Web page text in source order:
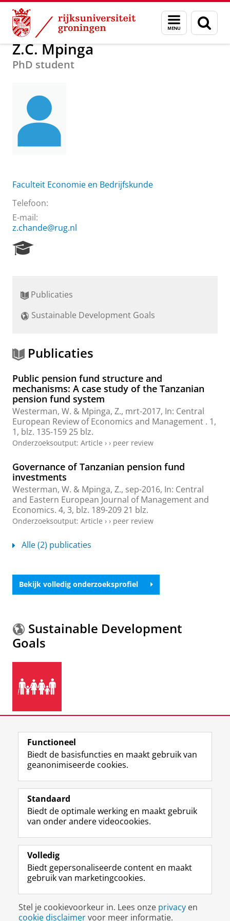
Skip
Content
Skip
Navigation
Menu
en
zoeken
Over ons Z.C. Mpinga
Z.C. Mpinga
PhD student
Faculteit Economie en Bedrijfskunde
Telefoon:
E-mail:
z.chande@rug.nl
r
h
r
t
l
Publicaties
Sustainable Development Goals
Publicaties
Public pension fund structure and
mechanisms: A case study of the Tanzanian
pension fund system
Westerman, W. & Mpinga, Z., mrt-2017, In: Central
European Review of Economics and Management . 1,
1, blz. 135-15925 blz.
Onderzoeksoutput: Article › › peer review
Governance of Tanzanian pension fund
investments
Westerman, W. & Mpinga, Z., sep-2016, In: Central
and Eastern European Journal of Management and
Economics. 4, 3, blz. 189-20921 blz.
Onderzoeksoutput: Article › › peer review
Alle (2) publicaties
Bekijk volledig onderzoeksprofiel
Sustainable Development
Goals
Meer informatie over deSustainable Development
Goals.
Volg de RUG
F
a
e
b
o
p
a
i
n
a
L
i
k
e
I
-
p
g
i
n
R
S
-
f
e
R
k
s
u
I
n
t
r
m
c
c
o
Y
o
T
e
k
a
a
Studiekiezers
Alumni
Over ons
Disclaimer & Copyright
Inloggen
Functioneel
Biedt de basisfuncties en maakt gebruik van
geanonimiseerde cookies.
Standaard
Biedt de optimale werking en maakt gebruik
van onder andere videocookies.
Volledig
Biedt gepersonaliseerde content en maakt
gebruik van marketingcookies.
Stel je cookievoorkeur in. Lees onze privacy en
cookie disclaimervoor meer informatie.